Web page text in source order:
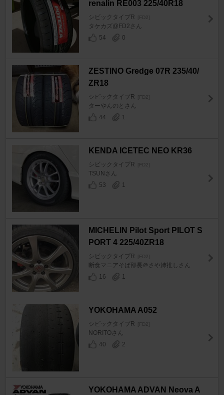
renalin RE003 225/40R18
シビックタイプR [FD2]
タケカズ@FD2さん
54
0
ZESTINO Gredge 07R 235/40/
ZR18
シビックタイプR [FD2]
ターやんのとさん
44
1
KENDA ICETEC NEO KR36
シビックタイプR [FD2]
TSUNさん
53
1
MICHELIN Pilot Sport PILOT S
PORT 4 225/40ZR18
シビックタイプR [FD2]
断食マニアそば部長＠さや姉推しさん
16
1
YOKOHAMA A052
シビックタイプR [FD2]
NORITOさん
40
2
YOKOHAMA ADVAN Neova A